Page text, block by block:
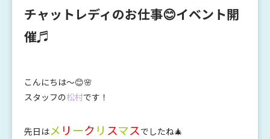
チャットレディのお仕事😊イベント開
催♬
こんにちは～😊🌸
スタッフの松村です！
先日はメ リ ーク リ スマス でしたね🎄